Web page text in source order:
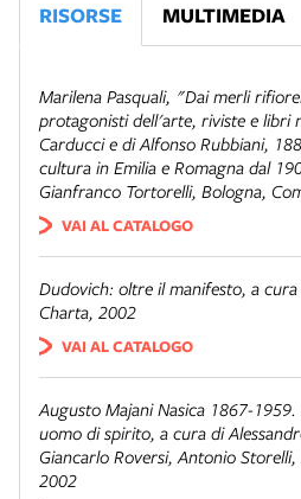
RISORSE MULTIMEDIA
Marilena Pasquali, "Dai merli
protagonisti dell'arte, riviste e libri
Carducci e di Alfonso Rubbiani,
cultura in Emilia e Romagna dal
Gianfranco Tortorelli, Bologna,
VAI AL CATALOGO
Dudovich: oltre il manifesto, a
Charta, 2002
VAI AL CATALOGO
Augusto Majani Nasica 1867-
uomo di spirito, a cura di
Giancarlo Roversi, Antonio Storelli,
2002